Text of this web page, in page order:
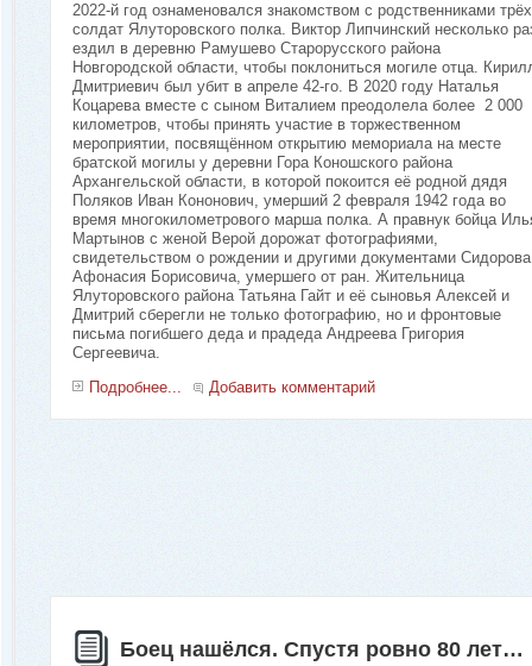
2022-й год ознаменовался знакомством с родственниками трёх
солдат Ялуторовского полка. Виктор Липчинский несколько
ездил в деревню Рамушево Старорусского района
Новгородской области, чтобы поклониться могиле отца.
Дмитриевич был убит в апреле 42-го. В 2020 году Наталья
Коцарева вместе с сыном Виталием преодолела более 2 000
километров, чтобы принять участие в торжественном
мероприятии, посвящённом открытию мемориала на месте
братской могилы у деревни Гора Коношского района
Архангельской области, в которой покоится её родной дядя
Поляков Иван Кононович, умерший 2 февраля 1942 года во
время многокилометрового марша полка. А правнук бойца
Мартынов с женой Верой дорожат фотографиями,
свидетельством о рождении и другими документами Сидорова
Афонасия Борисовича, умершего от ран. Жительница
Ялуторовского района Татьяна Гайт и её сыновья Алексей и
Дмитрий сберегли не только фотографию, но и фронтовые
письма погибшего деда и прадеда Андреева Григория
Сергеевича.
Подробнее...
Добавить комментарий
Боец нашёлся. Спустя ровно 80 лет…